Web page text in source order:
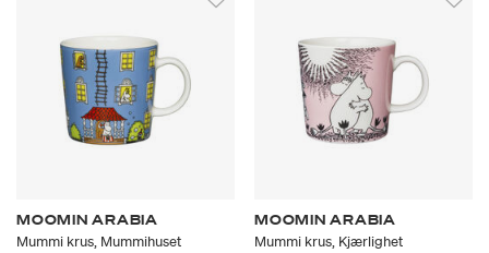
MOOMIN ARABIA
Mummi krus, Mummihuset
MOOMIN ARABIA
Mummi krus, Kjærlighet